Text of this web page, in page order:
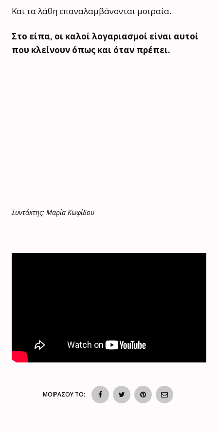
Και τα λάθη επαναλαμβάνονται μοιραία.
Στο είπα, οι καλοί λογαριασμοί είναι αυτοί
που κλείνουν όπως και όταν πρέπει.
Συντάκτης: Μαρία Κωφίδου
ΜΟΙΡΑΣΟΥ ΤΟ: